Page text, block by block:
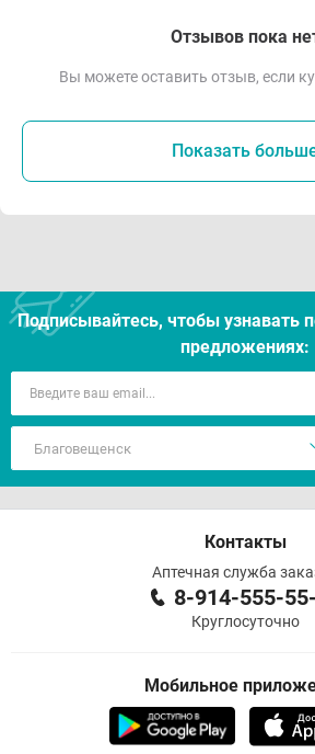
Отзывов пока
Вы можете оставить отзыв, если
Показать
Подписывайтесь, чтобы узнавать
предложениях:
Контакты
Аптечная служба
8-914-555-
Круглосуточно
Мобильное